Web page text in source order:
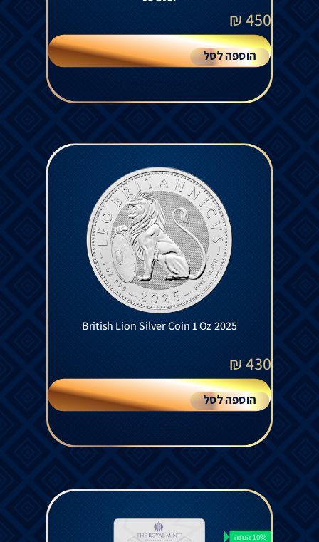
450
₪
הוספה לסל
British Lion Silver Coin 1 Oz 2025
430
₪
הוספה לסל
10% הנחה